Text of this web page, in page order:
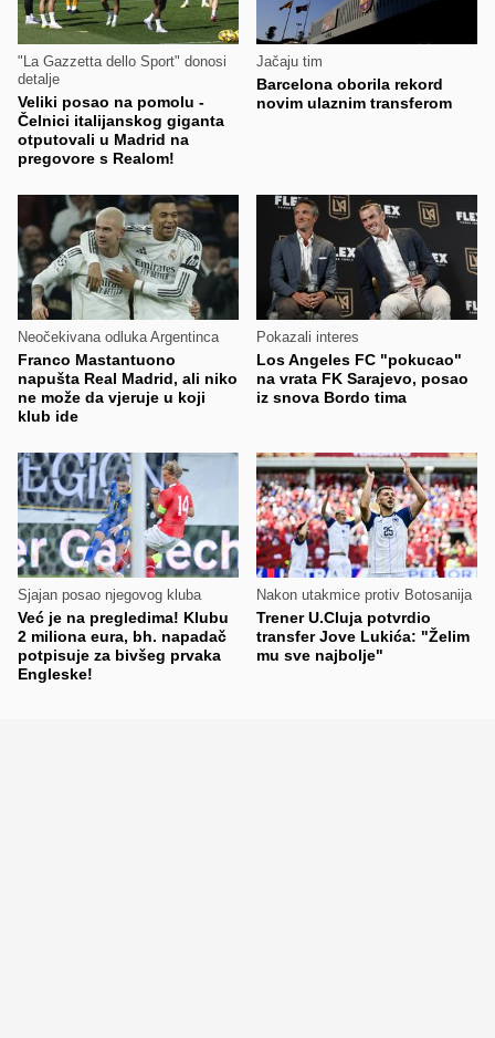
"La Gazzetta dello Sport" donosi
detalje
Veliki posao na pomolu -
Čelnici italijanskog giganta
otputovali u Madrid na
pregovore s Realom!
Jačaju tim
Barcelona oborila rekord
novim ulaznim transferom
Neočekivana odluka Argentinca
Franco Mastantuono
napušta Real Madrid, ali niko
ne može da vjeruje u koji
klub ide
Pokazali interes
Los Angeles FC "pokucao"
na vrata FK Sarajevo, posao
iz snova Bordo tima
Sjajan posao njegovog kluba
Već je na pregledima! Klubu
2 miliona eura, bh. napadač
potpisuje za bivšeg prvaka
Engleske!
Nakon utakmice protiv Botosanija
Trener U.Cluja potvrdio
transfer Jove Lukića: "Želim
mu sve najbolje"